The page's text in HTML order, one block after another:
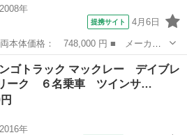
2008年
提携サイト 4月6日
ンゴトラック ■ グレード名： エ
ンドウ エアバック ＥＴＣ１年保証
ゴトラック マックレー デイブレ
ーク ６名乗車 ツインサ…
2016年